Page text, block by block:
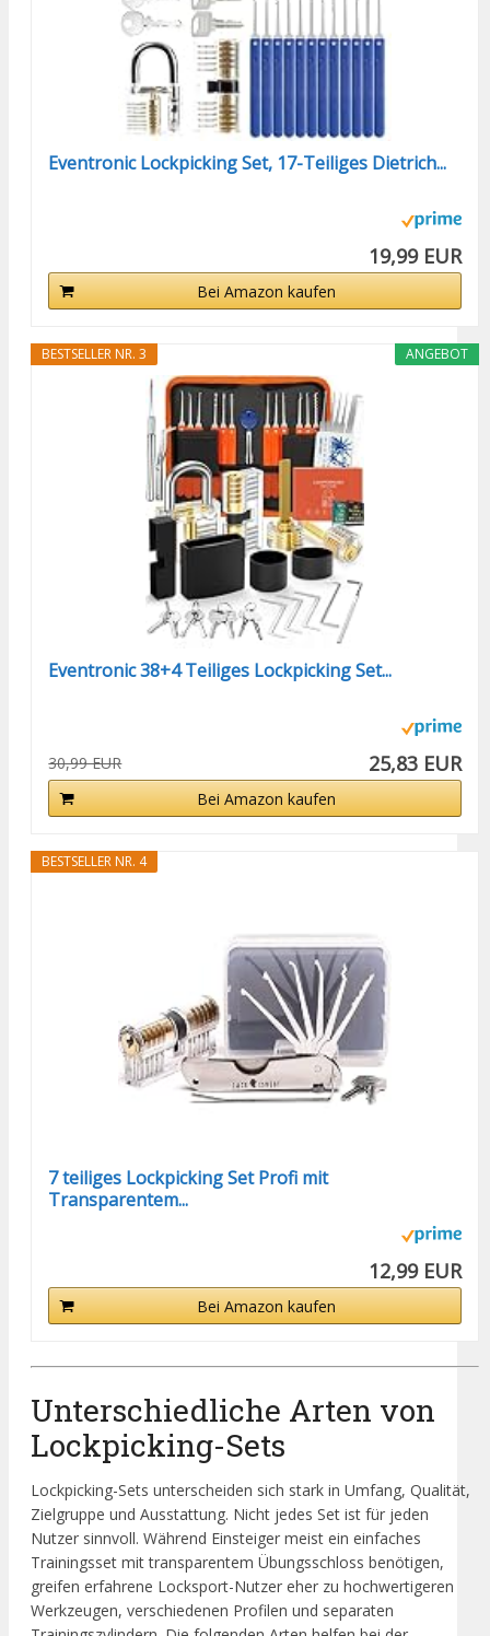
Eventronic Lockpicking Set, 17-Teiliges Dietrich...
19,99 EUR
Bei Amazon kaufen
ANGEBOT
BESTSELLER NR. 3
Eventronic 38+4 Teiliges Lockpicking Set...
30,99 EUR 25,83 EUR
Bei Amazon kaufen
BESTSELLER NR. 4
7 teiliges Lockpicking Set Profi mit
Transparentem...
12,99 EUR
Bei Amazon kaufen
Unterschiedliche Arten von
Lockpicking-Sets
Lockpicking-Sets unterscheiden sich stark in Umfang, Qualität,
Zielgruppe und Ausstattung. Nicht jedes Set ist für jeden
Nutzer sinnvoll. Während Einsteiger meist ein einfaches
Trainingsset mit transparentem Übungsschloss benötigen,
greifen erfahrene Locksport-Nutzer eher zu hochwertigeren
Werkzeugen, verschiedenen Profilen und separaten